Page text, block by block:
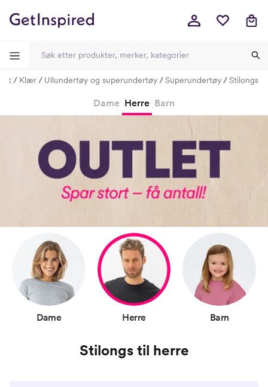
Klær Ullundertøy og superundertøy Superundertøy Stilongs
Dame Herre Barn
Dame Herre Barn
Stilongs til herre
-
-
-
-